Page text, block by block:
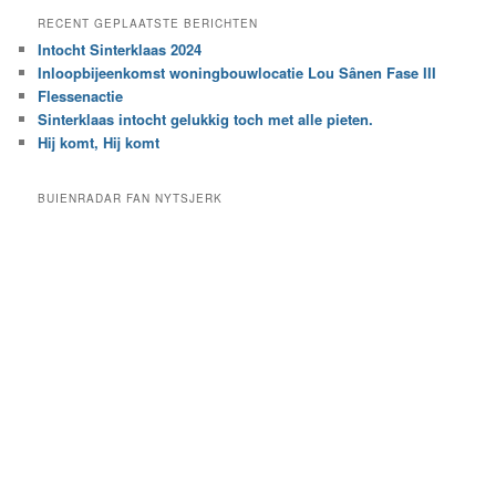
a
e
e
n
b
e
a
k
i
n
h
e
t
c
RECENT GEPLAATSTE BERICHTEN
Intocht Sinterklaas 2024
Inloopbijeenkomst woningbouwlocatie Lou Sânen Fase III
Flessenactie
Sinterklaas intocht gelukkig toch met alle pieten.
Hij komt, Hij komt
BUIENRADAR FAN NYTSJERK